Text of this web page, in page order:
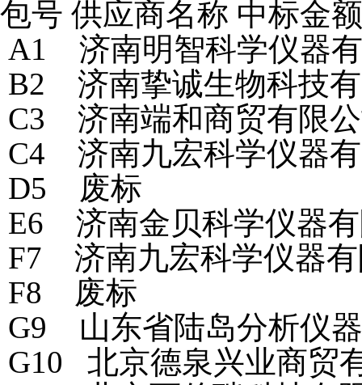
包号 供应商名称 中标金额
A1 济南明智科学仪器
B2 济南挚诚生物科技
C3 济南端和商贸有限
C4 济南九宏科学仪器
D5 废标
E6 济南金贝科学仪器
F7 济南九宏科学仪器
F8 废标
G9 山东省陆岛分析仪
G10 北京德泉兴业商贸